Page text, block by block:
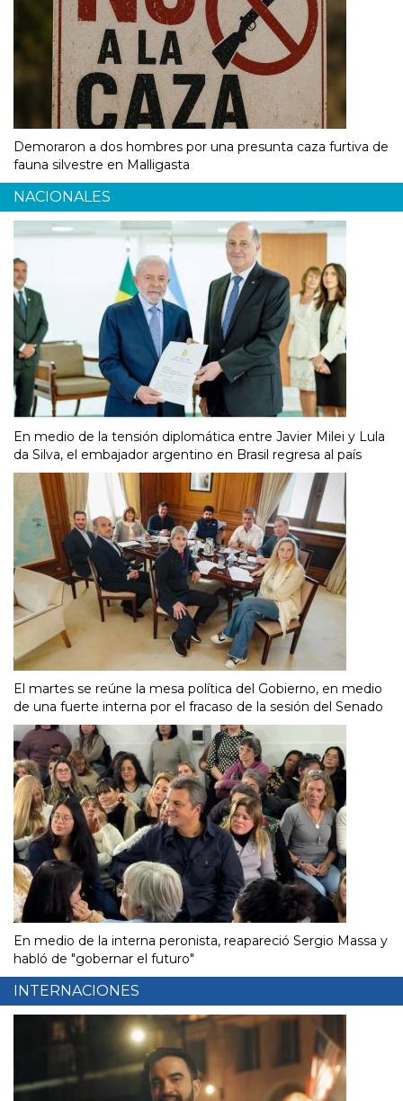
Demoraron a dos hombres por una presunta caza furtiva de
fauna silvestre en Malligasta
NACIONALES
En medio de la tensión diplomática entre Javier Milei y Lula
da Silva, el embajador argentino en Brasil regresa al país
El martes se reúne la mesa política del Gobierno, en medio
de una fuerte interna por el fracaso de la sesión del Senado
En medio de la interna peronista, reapareció Sergio Massa y
habló de "gobernar el futuro"
INTERNACIONES